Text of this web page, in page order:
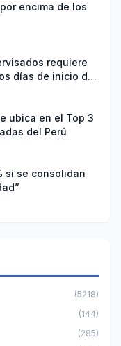
encima de los
requiere
días de inicio del
ubica en el Top 3
del Perú
si se consolidan
(5218)
(144)
(285)